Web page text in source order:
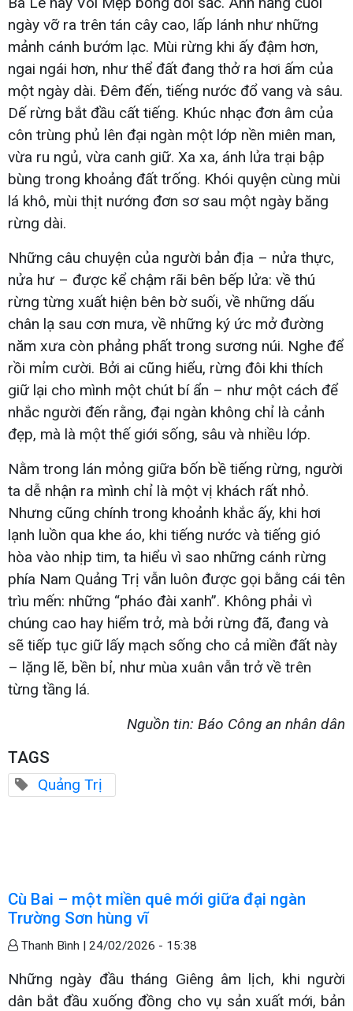
ngày vỡ ra trên tán cây cao, lấp lánh như những
mảnh cánh bướm lạc. Mùi rừng khi ấy đậm hơn,
ngai ngái hơn, như thể đất đang thở ra hơi ấm của
một ngày dài. Đêm đến, tiếng nước đổ vang và sâu.
Dế rừng bắt đầu cất tiếng. Khúc nhạc đơn âm của
côn trùng phủ lên đại ngàn một lớp nền miên man,
vừa ru ngủ, vừa canh giữ. Xa xa, ánh lửa trại bập
bùng trong khoảng đất trống. Khói quyện cùng mùi
lá khô, mùi thịt nướng đơn sơ sau một ngày băng
rừng dài.
Những câu chuyện của người bản địa – nửa thực,
nửa hư – được kể chậm rãi bên bếp lửa: về thú
rừng từng xuất hiện bên bờ suối, về những dấu
chân lạ sau cơn mưa, về những ký ức mở đường
năm xưa còn phảng phất trong sương núi. Nghe để
rồi mỉm cười. Bởi ai cũng hiểu, rừng đôi khi thích
giữ lại cho mình một chút bí ẩn – như một cách để
nhắc người đến rằng, đại ngàn không chỉ là cảnh
đẹp, mà là một thế giới sống, sâu và nhiều lớp.
Nằm trong lán mỏng giữa bốn bề tiếng rừng, người
ta dễ nhận ra mình chỉ là một vị khách rất nhỏ.
Nhưng cũng chính trong khoảnh khắc ấy, khi hơi
lạnh luồn qua khe áo, khi tiếng nước và tiếng gió
hòa vào nhịp tim, ta hiểu vì sao những cánh rừng
phía Nam Quảng Trị vẫn luôn được gọi bằng cái tên
trìu mến: những “pháo đài xanh”. Không phải vì
chúng cao hay hiểm trở, mà bởi rừng đã, đang và
sẽ tiếp tục giữ lấy mạch sống cho cả miền đất này
– lặng lẽ, bền bỉ, như mùa xuân vẫn trở về trên
từng tầng lá.
Nguồn tin: Báo Công an nhân dân
TAGS
Quảng Trị
Cù Bai – một miền quê mới giữa đại ngàn
Trường Sơn hùng vĩ
Thanh Bình | 24/02/2026 - 15:38
Những ngày đầu tháng Giêng âm lịch, khi người
dân bắt đầu xuống đồng cho vụ sản xuất mới, bản